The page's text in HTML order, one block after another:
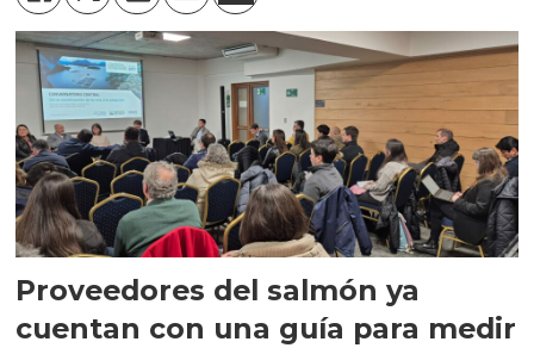
Proveedores del salmón ya
cuentan con una guía para medir